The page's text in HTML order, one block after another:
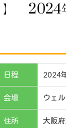
2024
日程 2024
会場 ウェ
住所 大阪